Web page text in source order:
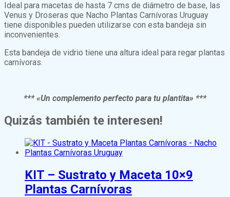
Ideal para macetas de hasta 7 cms de diámetro de base, las
Venus y Droseras que Nacho Plantas Carnívoras Uruguay
tiene disponibles pueden utilizarse con esta bandeja sin
inconvenientes.
Esta bandeja de vidrio tiene una altura ideal para regar plantas
carnívoras.
*** «Un complemento perfecto para tu plantita» ***
Quizás también te interesen!
KIT – Sustrato y Maceta 10×9
Plantas Carnívoras